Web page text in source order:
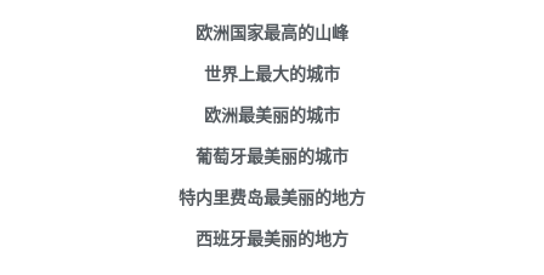
欧洲国家最高的山峰
世界上最大的城市
欧洲最美丽的城市
葡萄牙最美丽的城市
特内里费岛最美丽的地方
西班牙最美丽的地方